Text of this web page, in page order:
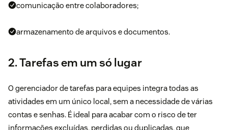
comunicação entre colaboradores;
armazenamento de arquivos e documentos.
2. Tarefas em um só lugar
O gerenciador de tarefas para equipes integra todas as
atividades em um único local, sem a necessidade de várias
contas e senhas. É ideal para acabar com o risco de ter
informações excluídas, perdidas ou duplicadas, que